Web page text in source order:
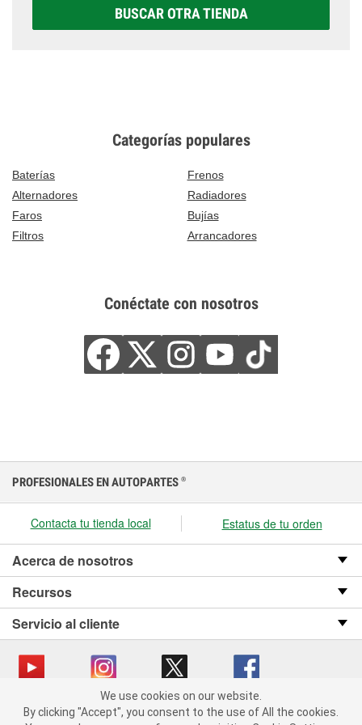
BUSCAR OTRA TIENDA
Categorías populares
Baterías
Frenos
Alternadores
Radiadores
Faros
Bujías
Filtros
Arrancadores
Conéctate con nosotros
We use cookies on our website. By clicking "Accept", you consent
to the use of All the cookies.
PROFESIONALES EN AUTOPARTES ®
Contacta tu tienda local Estatus de tu orden
Acerca de nosotros
Recursos
Servicio al cliente
Copyright © 2008-2026 O’Reilly Auto Parts v OST_3.2.0.0.729 (3) cv1361
We use cookies on our website.
By clicking "Accept", you consent to the use of All the cookies.